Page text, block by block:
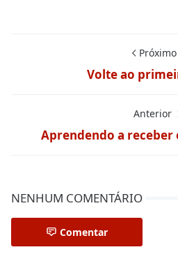
Próximo
Volte ao
Anterior
Aprendendo a receber
NENHUM COMENTÁRIO
Comentar